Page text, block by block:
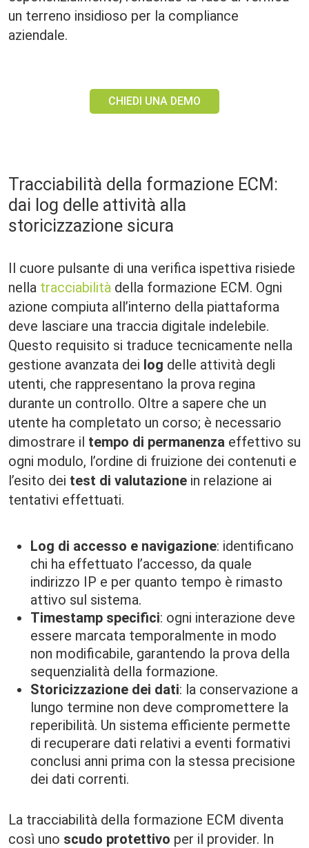
un terreno insidioso per la compliance
aziendale.
CHIEDI UNA DEMO
Tracciabilità della formazione ECM:
dai log delle attività alla
storicizzazione sicura
Il cuore pulsante di una verifica ispettiva risiede
nella tracciabilità della formazione ECM. Ogni
azione compiuta all’interno della piattaforma
deve lasciare una traccia digitale indelebile.
Questo requisito si traduce tecnicamente nella
gestione avanzata dei log delle attività degli
utenti, che rappresentano la prova regina
durante un controllo. Oltre a sapere che un
utente ha completato un corso; è necessario
dimostrare il tempo di permanenza effettivo su
ogni modulo, l’ordine di fruizione dei contenuti e
l’esito dei test di valutazione in relazione ai
tentativi effettuati.
Log di accesso e navigazione: identificano
chi ha effettuato l’accesso, da quale
indirizzo IP e per quanto tempo è rimasto
attivo sul sistema.
Timestamp specifici: ogni interazione deve
essere marcata temporalmente in modo
non modificabile, garantendo la prova della
sequenzialità della formazione.
Storicizzazione dei dati: la conservazione a
lungo termine non deve compromettere la
reperibilità. Un sistema efficiente permette
di recuperare dati relativi a eventi formativi
conclusi anni prima con la stessa precisione
dei dati correnti.
La tracciabilità della formazione ECM diventa
così uno scudo protettivo per il provider. In